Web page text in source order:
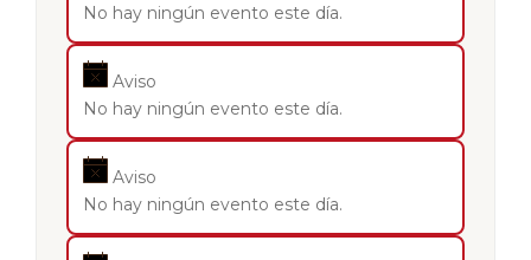
No hay ningún evento este día.
Aviso
No hay ningún evento este día.
Aviso
No hay ningún evento este día.